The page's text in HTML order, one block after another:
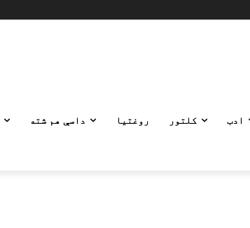
ادب کلتور روغتیا داسې هم شته